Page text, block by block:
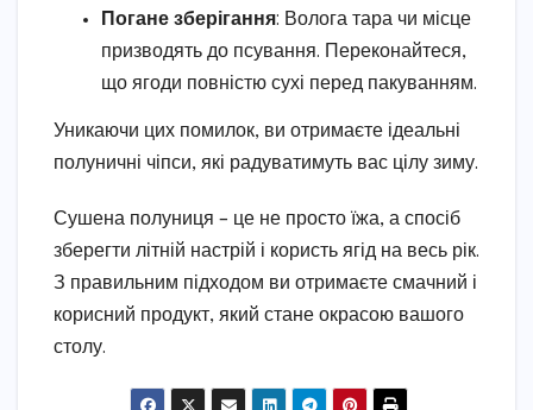
Погане зберігання: Волога тара чи місце
призводять до псування. Переконайтеся,
що ягоди повністю сухі перед пакуванням.
Уникаючи цих помилок, ви отримаєте ідеальні
полуничні чіпси, які радуватимуть вас цілу зиму.
Сушена полуниця – це не просто їжа, а спосіб
зберегти літній настрій і користь ягід на весь рік.
З правильним підходом ви отримаєте смачний і
корисний продукт, який стане окрасою вашого
столу.